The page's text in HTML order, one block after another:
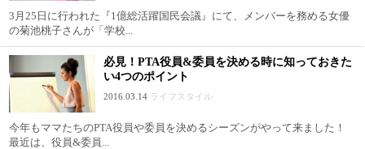
3月25日に行われた『1億総活躍国民会議』にて、メンバーを務める女優
の菊池桃子さんが「学校...
必見！PTA役員&委員を決める時に知っておきた
い4つのポイント
2016.03.14 ライフスタイル
今年もママたちのPTA役員や委員を決めるシーズンがやって来ました！
最近は、役員&委員...